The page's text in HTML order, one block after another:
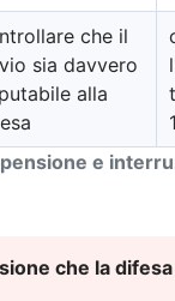
e
che il
sia davvero
alla
che la